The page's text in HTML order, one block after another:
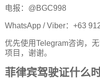
电报：@BGC998
WhatsApp / Viber：+63
优先使用Telegram咨询，
项目，谢谢。
菲律宾驾驶证什么